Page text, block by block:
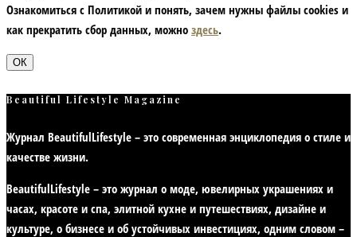
Ознакомиться с Политикой и понять, зачем нужны файлы сookies и
как прекратить сбор данных, можно здесь.
ОК
Beautiful Lifestyle Magazine
Журнал BeautifulLifestyle – это современная энциклопедия о стиле и
качестве жизни.
BeautifulLifestyle – это журнал о моде, ювелирных украшениях и
часах, красоте и спа, элитной кухне и путешествиях, дизайне и
культуре, о бизнесе и об устойчивых инвестициях, одним словом –